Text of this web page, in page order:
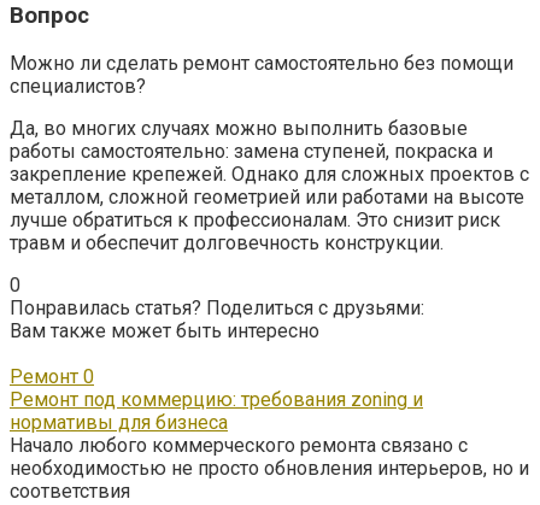
Вопрос
Можно ли сделать ремонт самостоятельно без помощи
специалистов?
Да, во многих случаях можно выполнить базовые
работы самостоятельно: замена ступеней, покраска и
закрепление крепежей. Однако для сложных проектов с
металлом, сложной геометрией или работами на высоте
лучше обратиться к профессионалам. Это снизит риск
травм и обеспечит долговечность конструкции.
0
Понравилась статья? Поделиться с друзьями:
Вам также может быть интересно
Ремонт 0
Ремонт под коммерцию: требования zoning и
нормативы для бизнеса
Начало любого коммерческого ремонта связано с
необходимостью не просто обновления интерьеров, но и
соответствия